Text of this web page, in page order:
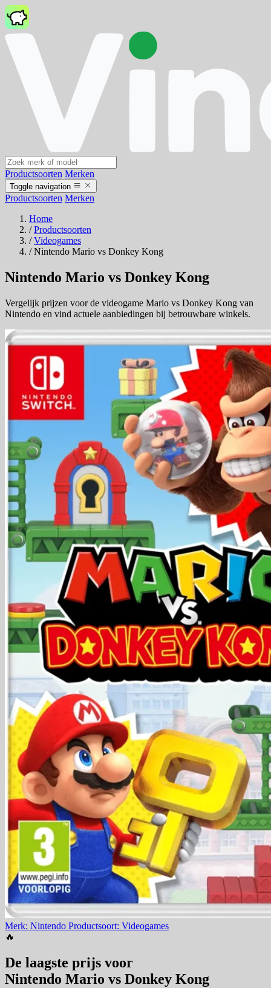
Productsoorten Merken
Toggle navigation
Productsoorten Merken
Home
/ Productsoorten
/ Videogames
/ Nintendo Mario vs Donkey Kong
Nintendo Mario vs Donkey Kong
Vergelijk prijzen voor de videogame Mario vs Donkey Kong van
Nintendo en vind actuele aanbiedingen bij betrouwbare winkels.
Merk: Nintendo Productsoort: Videogames
🔥
De laagste prijs voor
Nintendo Mario vs Donkey Kong